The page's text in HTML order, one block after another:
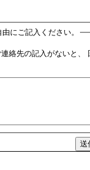
にご記入ください。